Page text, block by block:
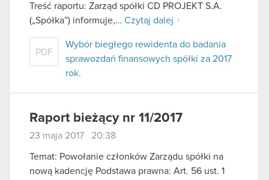
Treść raportu: Zarząd spółki CD PROJEKT S.A.
(„Spółka”) informuje,… Czytaj dalej
PDF
Wybór biegłego rewidenta do badania
sprawozdań finansowych spółki za 2017
rok.
Raport bieżący nr 11/2017
23 maja 2017 20:38
Temat: Powołanie członków Zarządu spółki na
nową kadencję Podstawa prawna: Art. 56 ust. 1